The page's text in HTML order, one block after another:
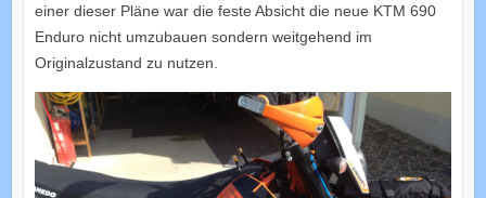
einer dieser Pläne war die feste Absicht die neue KTM 690
Enduro nicht umzubauen sondern weitgehend im
Originalzustand zu nutzen.